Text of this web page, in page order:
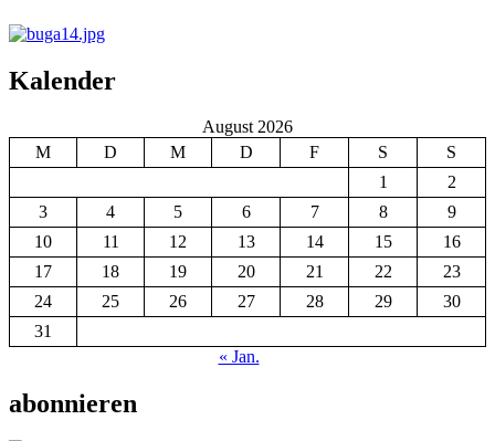
Kalender
August 2026
M
D M D F S
S
1
2
3
4 5 6 7 8
9
10
11 12 13 14 15
16
17
18 19 20 21 22
23
24
25 26 27 28 29
30
31
« Jan.
abonnieren